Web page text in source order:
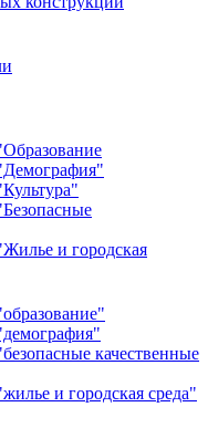
и городская
качественные
и городская среда"